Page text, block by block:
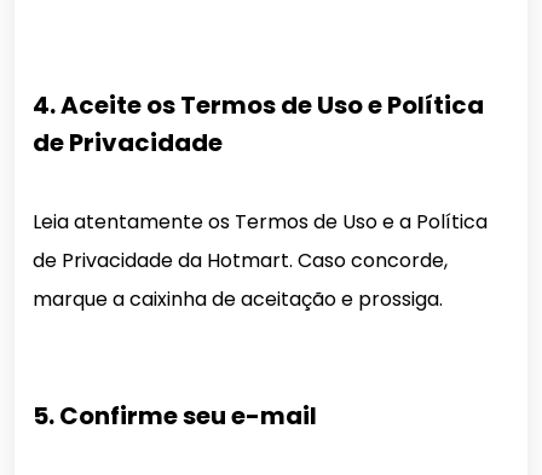
4. Aceite os Termos de Uso e Política
de Privacidade
Leia atentamente os Termos de Uso e a Política
de Privacidade da Hotmart. Caso concorde,
marque a caixinha de aceitação e prossiga.
5. Confirme seu e-mail